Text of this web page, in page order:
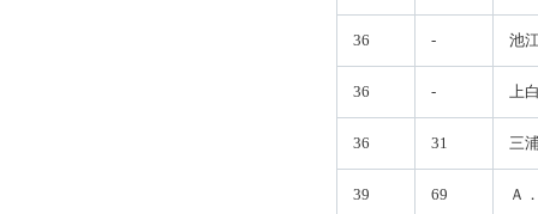
36 - 池
36 - 上
36 31 三
39 69 Ａ